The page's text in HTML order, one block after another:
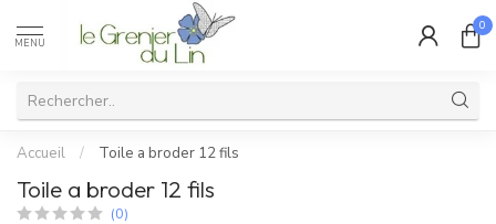
MENU
0
Accueil / Toile a broder 12 fils
Toile a broder 12 fils
(0)